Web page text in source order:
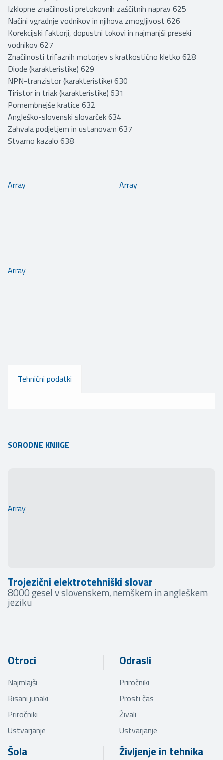
Izklopne značilnosti pretokovnih zaščitnih naprav 625
Načini vgradnje vodnikov in njihova zmogljivost 626
Korekcijski faktorji, dopustni tokovi in najmanjši preseki
vodnikov 627
Značilnosti trifaznih motorjev s kratkostično kletko 628
Diode (karakteristike) 629
NPN-tranzistor (karakteristike) 630
Tiristor in triak (karakteristike) 631
Pomembnejše kratice 632
Angleško-slovenski slovarček 634
Zahvala podjetjem in ustanovam 637
Stvarno kazalo 638
Array Array
Array
Tehnični podatki
SORODNE KNJIGE
Array
Trojezični elektrotehniški slovar
8000 gesel v slovenskem, nemškem in angleškem
jeziku
Otroci
Najmlajši
Risani junaki
Priročniki
Ustvarjanje
Odrasli
Priročniki
Prosti čas
Živali
Ustvarjanje
Šola Življenje in tehnika